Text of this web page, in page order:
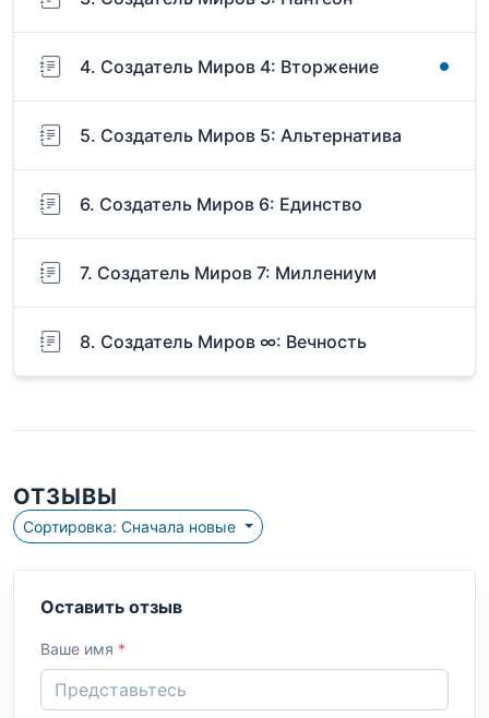
4. Создатель Миров 4: Вторжение
5. Создатель Миров 5: Альтернатива
6. Создатель Миров 6: Единство
7. Создатель Миров 7: Миллениум
8. Создатель Миров ∞: Вечность
ОТЗЫВЫ
Сортировка: Сначала новые
Оставить отзыв
Ваше имя *